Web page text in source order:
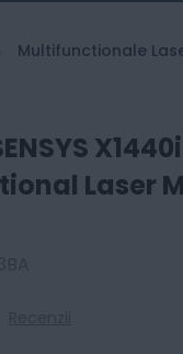
Multifunctionale
Laser